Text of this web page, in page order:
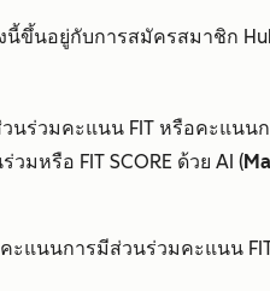
ขึ้นอยู่กับการสมัครสมาชิก
นร่วมคะแนน FIT หรือคะแนน
มหรือ FIT SCORE ด้วย AI (
คะแนนการมีส่วนร่วมคะแนน